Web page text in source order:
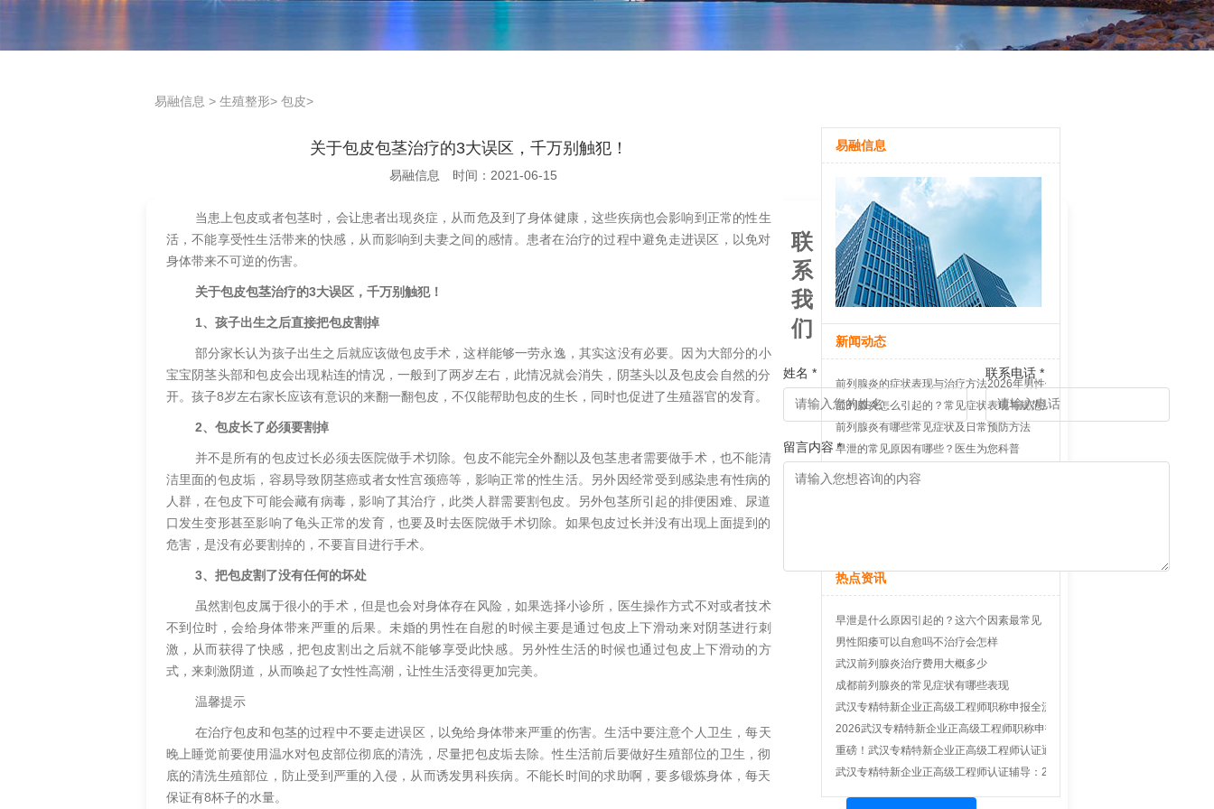
易融信息 > 生殖整形> 包皮>
关于包皮包茎治疗的3大误区，千万别触犯！
易融信息 时间：2021-06-15
当患上包皮或者包茎时，会让患者出现炎症，从而危及到了身体健康，这些疾病也会影响到正常的性生
活，不能享受性生活带来的快感，从而影响到夫妻之间的感情。患者在治疗的过程中避免走进误区，以免对
身体带来不可逆的伤害。
关于包皮包茎治疗的3大误区，千万别触犯！
1、孩子出生之后直接把包皮割掉
部分家长认为孩子出生之后就应该做包皮手术，这样能够一劳永逸，其实这没有必要。因为大部分的小
宝宝阴茎头部和包皮会出现粘连的情况，一般到了两岁左右，此情况就会消失，阴茎头以及包皮会自然的分
开。孩子8岁左右家长应该有意识的来翻一翻包皮，不仅能帮助包皮的生长，同时也促进了生殖器官的发育。
2、包皮长了必须要割掉
并不是所有的包皮过长必须去医院做手术切除。包皮不能完全外翻以及包茎患者需要做手术，也不能清
洁里面的包皮垢，容易导致阴茎癌或者女性宫颈癌等，影响正常的性生活。另外因经常受到感染患有性病的
人群，在包皮下可能会藏有病毒，影响了其治疗，此类人群需要割包皮。另外包茎所引起的排便困难、尿道
口发生变形甚至影响了龟头正常的发育，也要及时去医院做手术切除。如果包皮过长并没有出现上面提到的
危害，是没有必要割掉的，不要盲目进行手术。
3、把包皮割了没有任何的坏处
虽然割包皮属于很小的手术，但是也会对身体存在风险，如果选择小诊所，医生操作方式不对或者技术
不到位时，会给身体带来严重的后果。未婚的男性在自慰的时候主要是通过包皮上下滑动来对阴茎进行刺
激，从而获得了快感，把包皮割出之后就不能够享受此快感。另外性生活的时候也通过包皮上下滑动的方
式，来刺激阴道，从而唤起了女性性高潮，让性生活变得更加完美。
温馨提示
在治疗包皮和包茎的过程中不要走进误区，以免给身体带来严重的伤害。生活中要注意个人卫生，每天
晚上睡觉前要使用温水对包皮部位彻底的清洗，尽量把包皮垢去除。性生活前后要做好生殖部位的卫生，彻
底的清洗生殖部位，防止受到严重的入侵，从而诱发男科疾病。不能长时间的求助啊，要多锻炼身体，每天
保证有8杯子的水量。
易融信息
新闻动态
前列腺炎的症状表现与治疗方法2026年男性健康科普指南
前列腺炎怎么引起的？常见症状表现与规范治疗方法科普
前列腺炎有哪些常见症状及日常预防方法
早泄的常见原因有哪些？医生为您科普
前列腺炎长期不治疗真的会影响生育吗
热点资讯
早泄是什么原因引起的？这六个因素最常见
男性阳痿可以自愈吗不治疗会怎样
武汉前列腺炎治疗费用大概多少
成都前列腺炎的常见症状有哪些表现
武汉专精特新企业正高级工程师职称申报全流程实战辅导2026通关指南
2026武汉专精特新企业正高级工程师职称申报全流程实战辅导与核心条件深度
重磅！武汉专精特新企业正高级工程师认证通关宝典：2026新政解读与一对一
武汉专精特新企业正高级工程师认证辅导：2026年政策巨变下高效通关内部秘
联
系
我
们
姓名 * 联系电话 *
留言内容 *